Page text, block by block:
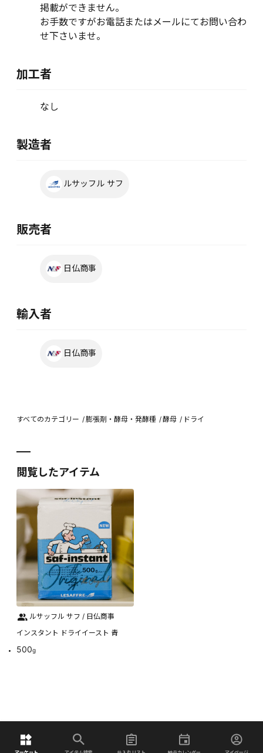
掲載ができません。
お手数ですがお電話またはメールにてお問い合わ
せ下さいませ。
加工者
なし
製造者
ルサッフル サフ
販売者
日仏商事
輸入者
日仏商事
すべてのカテゴリー 膨張剤・酵母・発酵種 酵母 ドライ
閲覧したアイテム
ルサッフル サフ / 日仏商事
インスタント ドライイースト 青
500g